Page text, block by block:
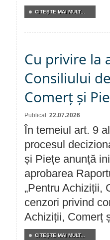
CITEŞTE MAI MULT...
Cu privire la
Consiliului
Comerț și
Publicat: 22.07.2026
În temeiul art. 9
procesul
și Piețe anunță
aprobarea
„Pentru Achiziții,
cenzori privind
Achiziții, Comerț
CITEŞTE MAI MULT...